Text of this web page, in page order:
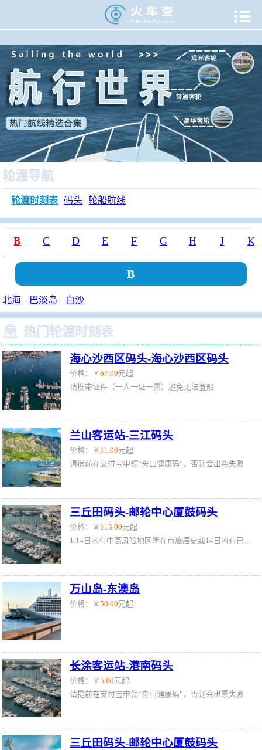

轮渡导航
轮渡时刻表 码头 轮船航线
B C D E F G H J K
B
北海 巴淡岛 白沙
 热门轮渡时刻表
海心沙西区码头-海心沙西区码头
价格：￥67.00元起
请携带证件（一人一证一票）避免无法登船
兰山客运站-三江码头
价格：￥ 11.00元起
请提前在支付宝申领“舟山健康码”，否则会出票失败
三丘田码头-邮轮中心厦鼓码头
价格：￥ 113.00元起
1.14日内有中高风险地区所在市旅居史或14日内有已有病例报告但未划定中高风险地区城市旅居史的乘客，不可进站乘船。 2.无上述城市旅居史的乘客，乘船需提供48小时内核酸检测报告阴性证明，进站前需配合码头工作人员查验行程码、健康码，并进行测温。
万山岛-东澳岛
价格：￥50.00元起
长涂客运站-港南码头
价格：￥5.00元起
请提前在支付宝申领“舟山健康码”，否则会出票失败
三丘田码头-邮轮中心厦鼓码头